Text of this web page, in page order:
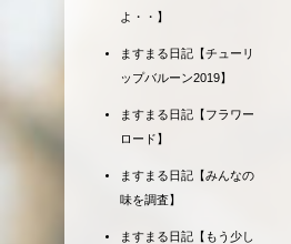
よ・・】
ますまる日記【チューリ
ップバルーン2019】
ますまる日記【フラワー
ロード】
ますまる日記【みんなの
味を調査】
ますまる日記【もう少し